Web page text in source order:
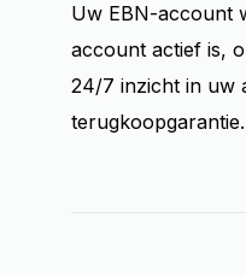
Uw EBN-account
account actief is,
24/7 inzicht in uw
terugkoopgarantie.